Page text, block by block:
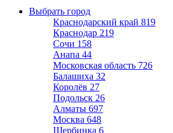
Выбрать город
Краснодарский край 819
Краснодар 219
Сочи 158
Анапа 44
Московская область 726
Балашиха 32
Королёв 27
Подольск 26
Алматы 697
Москва 648
Щербинка 6